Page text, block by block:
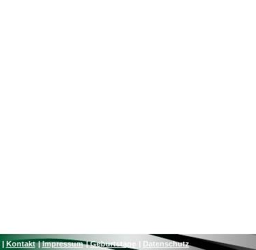
Kontakt Impressum Geburtstage Datenschutz